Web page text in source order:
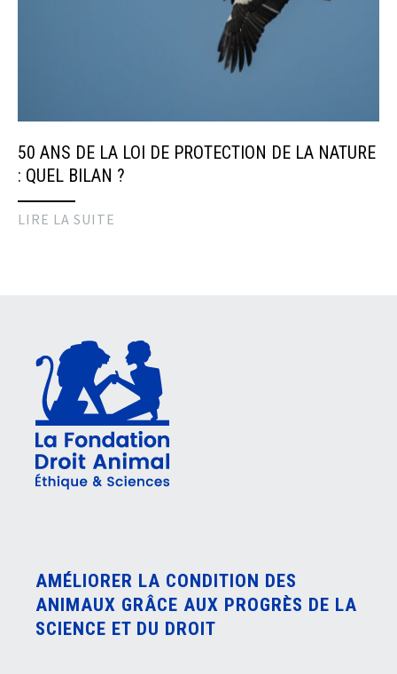
50 ANS DE LA LOI DE PROTECTION DE LA NATURE
: QUEL BILAN ?
LIRE LA SUITE
AMÉLIORER LA CONDITION DES
ANIMAUX GRÂCE AUX PROGRÈS DE LA
SCIENCE ET DU DROIT